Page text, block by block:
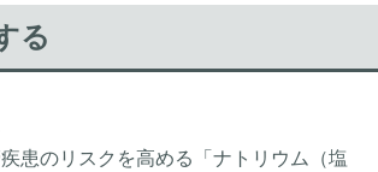
る
患のリスクを高める「ナトリウム（塩